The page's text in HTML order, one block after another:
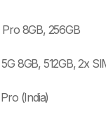
Pro 8GB, 256GB
8GB, 512GB, 2x
(India)